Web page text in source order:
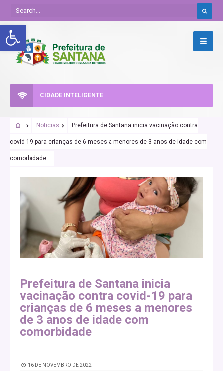
Abrir a barra de ferramentas
CIDADE INTELIGENTE
Noticias Prefeitura de Santana inicia vacinação contra
covid-19 para crianças de 6 meses a menores de 3 anos de idade com
comorbidade
Prefeitura de Santana inicia
vacinação contra covid-19 para
crianças de 6 meses a menores
de 3 anos de idade com
comorbidade
16 DE NOVEMBRO DE 2022